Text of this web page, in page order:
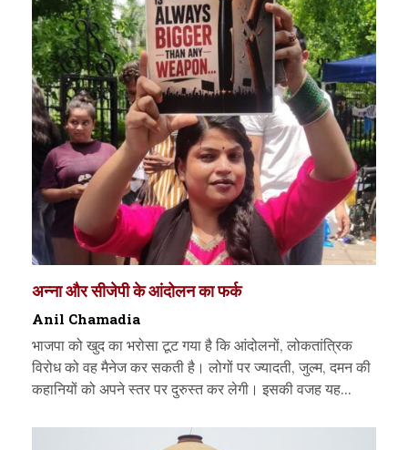
अन्ना और सीजेपी के आंदोलन का फर्क
Anil Chamadia
भाजपा को खुद का भरोसा टूट गया है कि आंदोलनों, लोकतांत्रिक
विरोध को वह मैनेज कर सकती है। लोगों पर ज्यादती, जुल्म, दमन की
कहानियों को अपने स्तर पर दुरुस्त कर लेगी। इसकी वजह यह...